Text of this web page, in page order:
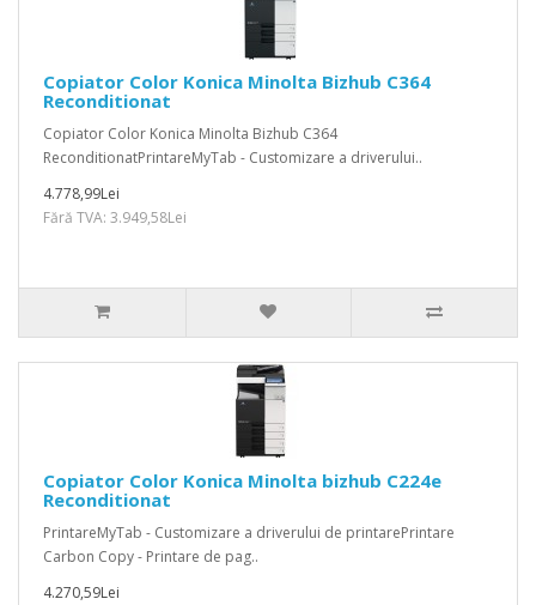
Copiator Color Konica Minolta Bizhub C364
Reconditionat
Copiator Color Konica Minolta Bizhub C364
ReconditionatPrintareMyTab - Customizare a driverului..
4.778,99Lei
Fără TVA: 3.949,58Lei
Copiator Color Konica Minolta bizhub C224e
Reconditionat
PrintareMyTab - Customizare a driverului de printarePrintare
Carbon Copy - Printare de pag..
4.270,59Lei